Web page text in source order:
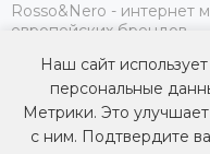
Rosso&Nero - интернет
европейских брендов.
МЫ В СОЦИАЛЬНЫХ
Наш сайт
персональные
Метрики. Это
с ним. Подтвердите